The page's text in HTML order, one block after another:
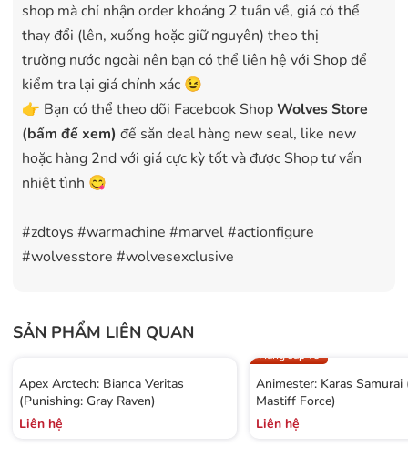
shop mà chỉ nhận order khoảng 2 tuần về, giá có thể
thay đổi (lên, xuống hoặc giữ nguyên) theo thị
trường nước ngoài nên bạn có thể liên hệ với Shop để
kiểm tra lại giá chính xác 😉
👉 Bạn có thể theo dõi Facebook ShopWolves Store
(bấm để xem) để săn deal hàng new seal, like new
hoặc hàng 2nd với giá cực kỳ tốt và được Shop tư vấn
nhiệt tình 😋
#zdtoys #warmachine #marvel #actionfigure
#wolvesstore #wolvesexclusive
SẢN PHẨM LIÊN QUAN
Apex Arctech: Bianca Veritas
(Punishing: Gray Raven)
Liên hệ
Hàng sắp về
Animester: Karas
Mastiff Force)
Liên hệ